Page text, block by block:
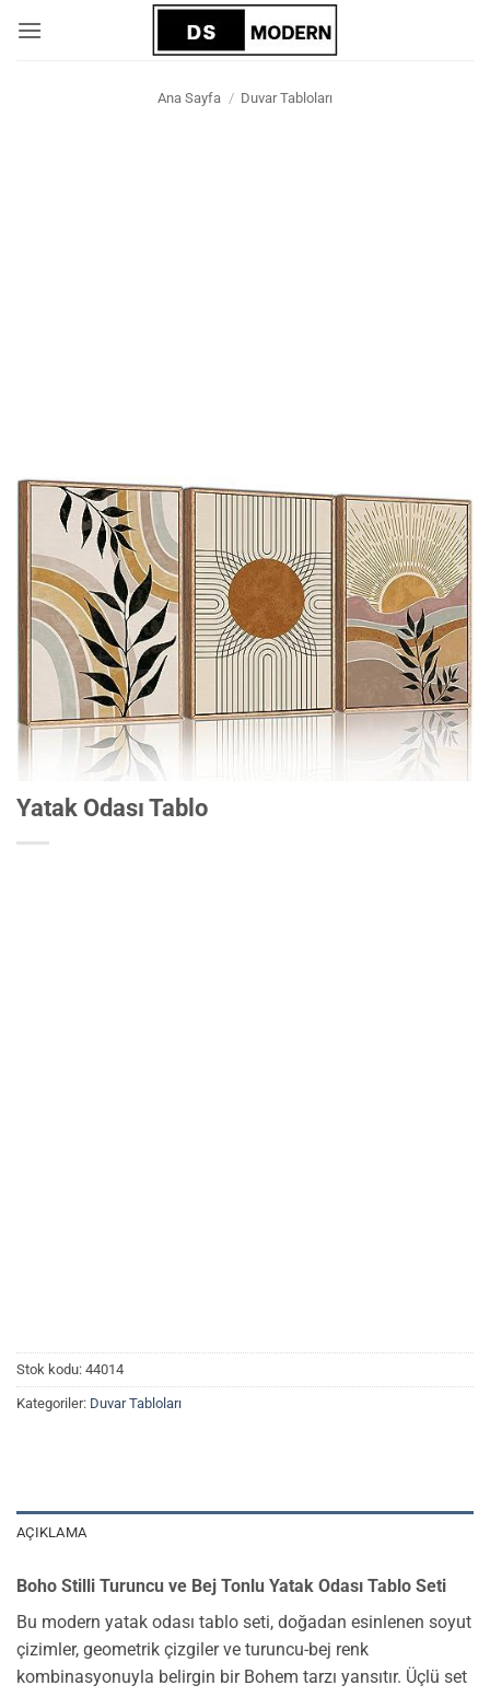
atla
Ana Sayfa / Duvar Tabloları
Yatak Odası Tablo
Stok kodu: 44014
Kategoriler: Duvar Tabloları
AÇIKLAMA
Boho Stilli Turuncu ve Bej Tonlu Yatak Odası Tablo Seti
Bu modern yatak odası tablo seti, doğadan esinlenen soyut
çizimler, geometrik çizgiler ve turuncu-bej renk
kombinasyonuyla belirgin bir Bohem tarzı yansıtır. Üçlü set